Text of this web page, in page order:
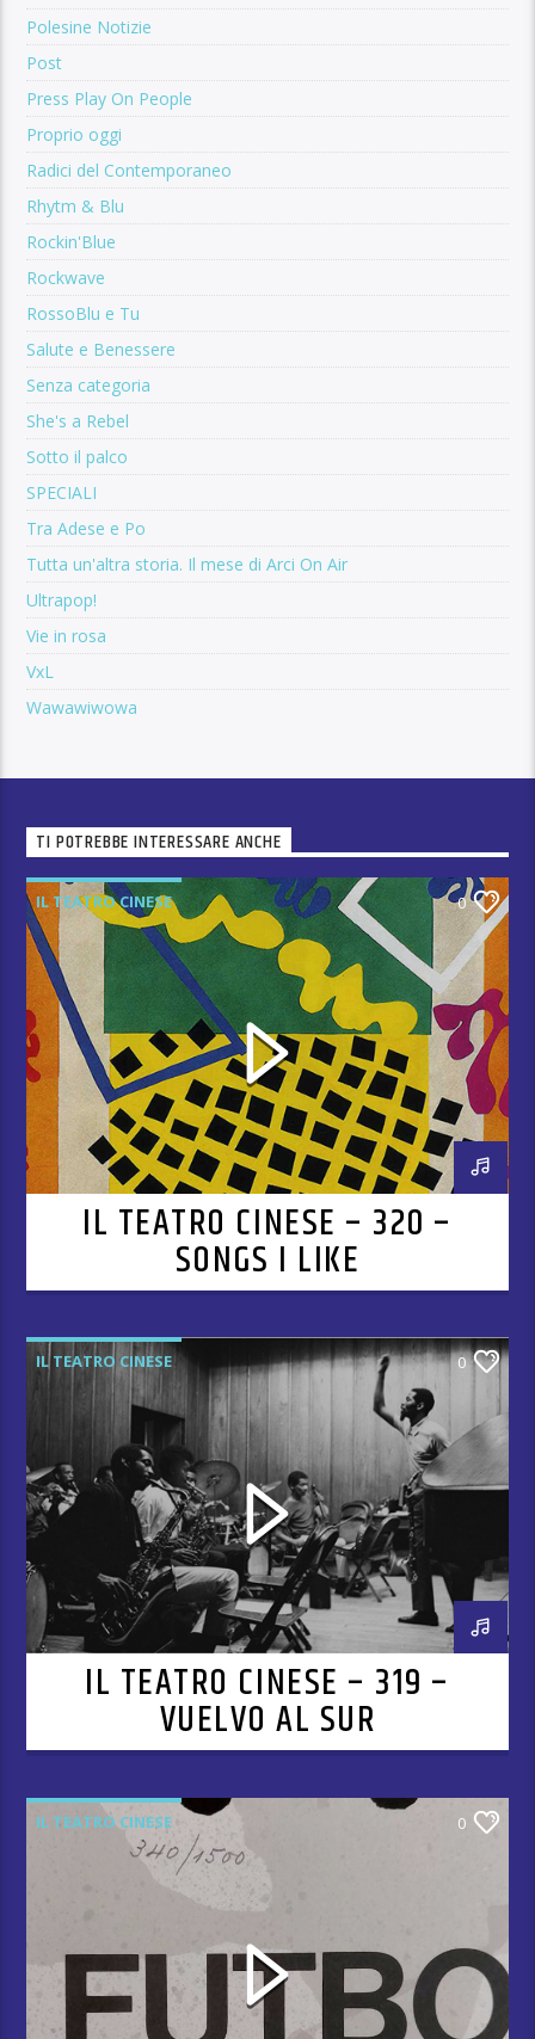
Polesine Notizie
Post
Press Play On People
Proprio oggi
Radici del Contemporaneo
Rhytm & Blu
Rockin'Blue
Rockwave
RossoBlu e Tu
Salute e Benessere
Senza categoria
She's a Rebel
Sotto il palco
SPECIALI
Tra Adese e Po
Tutta un'altra storia. Il mese di Arci On Air
Ultrapop!
Vie in rosa
VxL
Wawawiwowa
TI POTREBBE INTERESSARE ANCHE
IL TEATRO CINESE 0
IL TEATRO CINESE – 320 –
SONGS I LIKE
IL TEATRO CINESE 0
IL TEATRO CINESE – 319 –
VUELVO AL SUR
IL TEATRO CINESE 0